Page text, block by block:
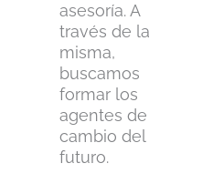
asesoría. A
través de la
misma,
buscamos
formar los
agentes de
cambio del
futuro.